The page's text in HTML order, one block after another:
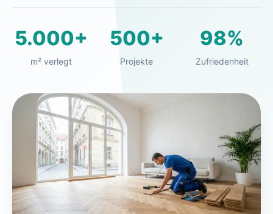
5.000+
m² verlegt
500+
Projekte
98%
Zufriedenheit